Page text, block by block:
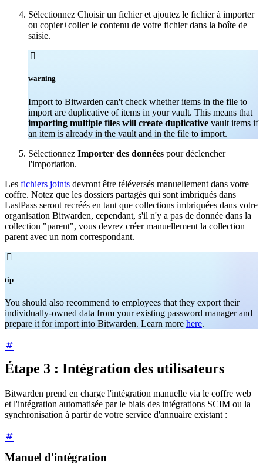
Sélectionnez Choisir un fichier et ajoutez le fichier à importer
ou copier+coller le contenu de votre fichier dans la boîte de
saisie.

warning
Import to Bitwarden can't check whether items in the file to
import are duplicative of items in your vault. This means that
importing multiple files will create duplicative vault items if
an item is already in the vault and in the file to import.
Sélectionnez Importer des données pour déclencher
l'importation.
Les fichiers joints devront être téléversés manuellement dans votre
coffre. Notez que les dossiers partagés qui sont imbriqués dans
LastPass seront recréés en tant que collections imbriquées dans votre
organisation Bitwarden, cependant, s'il n'y a pas de donnée dans la
collection "parent", vous devrez créer manuellement la collection
parent avec un nom correspondant.

tip
You should also recommend to employees that they export their
individually-owned data from your existing password manager and
prepare it for import into Bitwarden. Learn more here.
Étape 3 : Intégration des utilisateurs
Bitwarden prend en charge l'intégration manuelle via le coffre web
et l'intégration automatisée par le biais des intégrations SCIM ou la
synchronisation à partir de votre service d'annuaire existant :
Manuel d'intégration